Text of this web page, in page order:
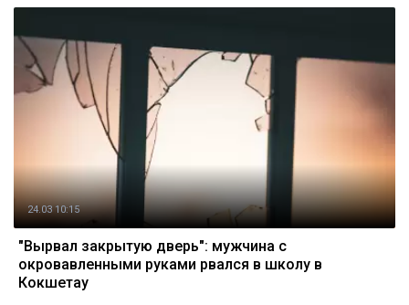
24.03 10:15
"Вырвал закрытую дверь": мужчина с
окровавленными руками рвался в школу в
Кокшетау